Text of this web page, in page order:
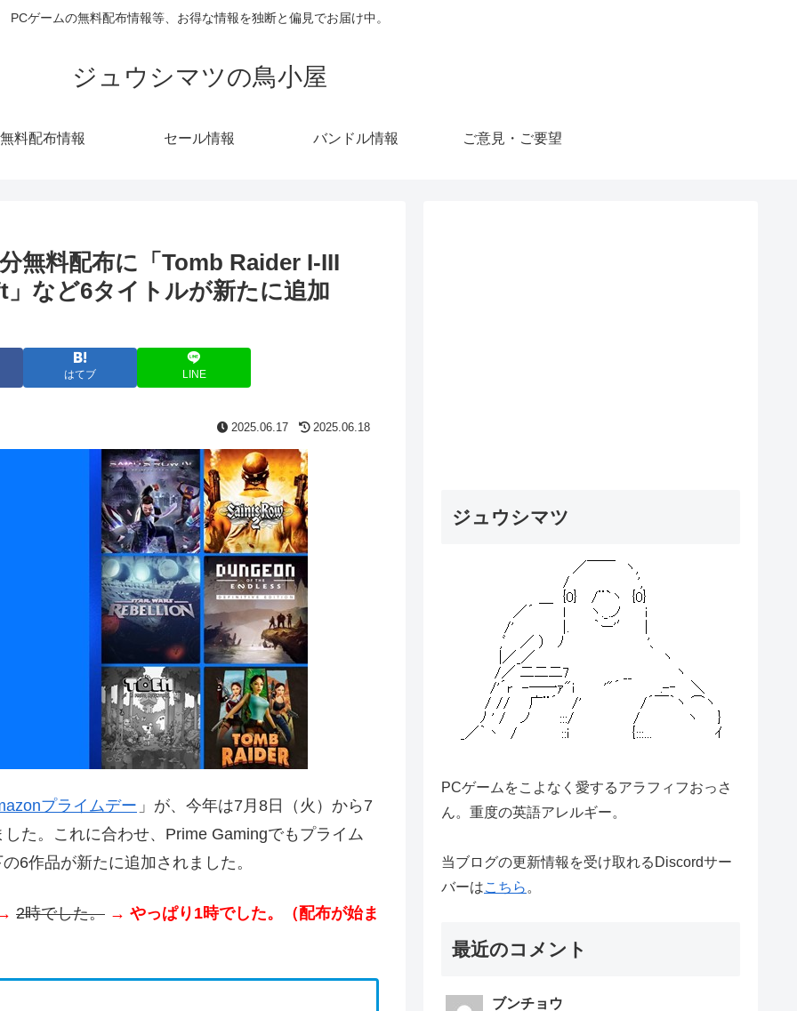
PCゲームの無料配布情報等、お得な情報を独断と偏見でお届け中。
ジュウシマツの鳥小屋
無料配布情報 セール情報 バンドル情報 ご意見・ご要望
無料配布に「Tomb Raider I-III
など6タイトルが新たに追加
はてブ LINE
2025.06.17 2025.06.18
プライムデー 」が、今年は7月8日（火）から7
た。これに合わせ、Prime Gamingでもプライム
6作品が新たに追加されました。
2時でした。 → やっぱり1時でした。（配布が始ま
ジュウシマツ
PCゲームをこよなく愛するアラフィフおっさ
ん。重度の英語アレルギー。
当ブログの更新情報を受け取れるDiscordサー
バーはこちら 。
最近のコメント
ブンチョウ